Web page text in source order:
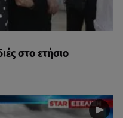
στο ετήσιο